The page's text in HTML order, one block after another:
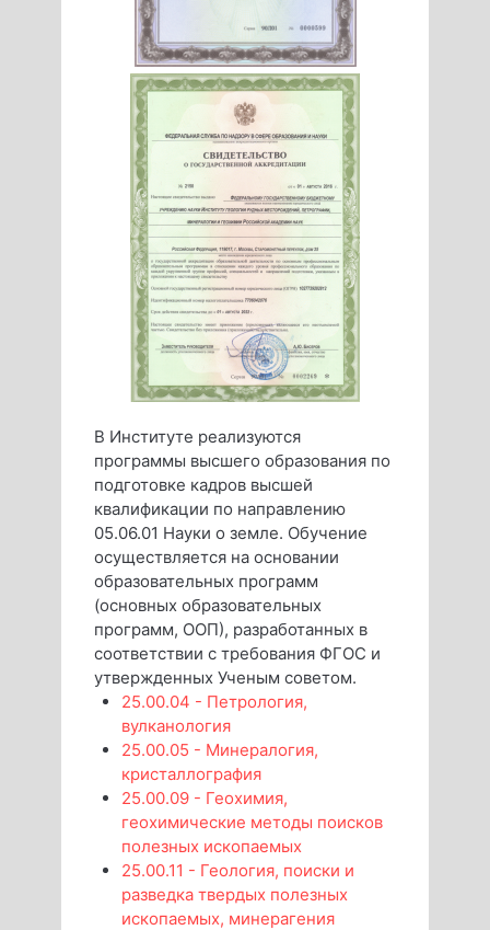
В Институте реализуются
программы высшего образования по
подготовке кадров высшей
квалификации по направлению
05.06.01 Науки о земле. Обучение
осуществляется на основании
образовательных программ
(основных образовательных
программ, ООП), разработанных в
соответствии с требования ФГОС и
утвержденных Ученым советом.
25.00.04 - Петрология,
вулканология
25.00.05 - Минералогия,
кристаллография
25.00.09 - Геохимия,
геохимические методы поисков
полезных ископаемых
25.00.11 - Геология, поиски и
разведка твердых полезных
ископаемых, минерагения